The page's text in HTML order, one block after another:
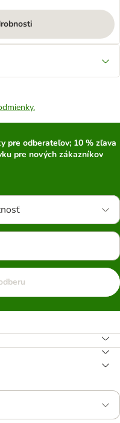
pre odberateľov; 10 % zľava
pre nových zákazníkov